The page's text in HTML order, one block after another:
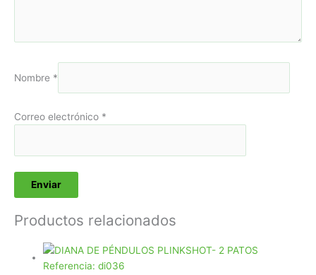
Nombre *
Correo electrónico *
Productos relacionados